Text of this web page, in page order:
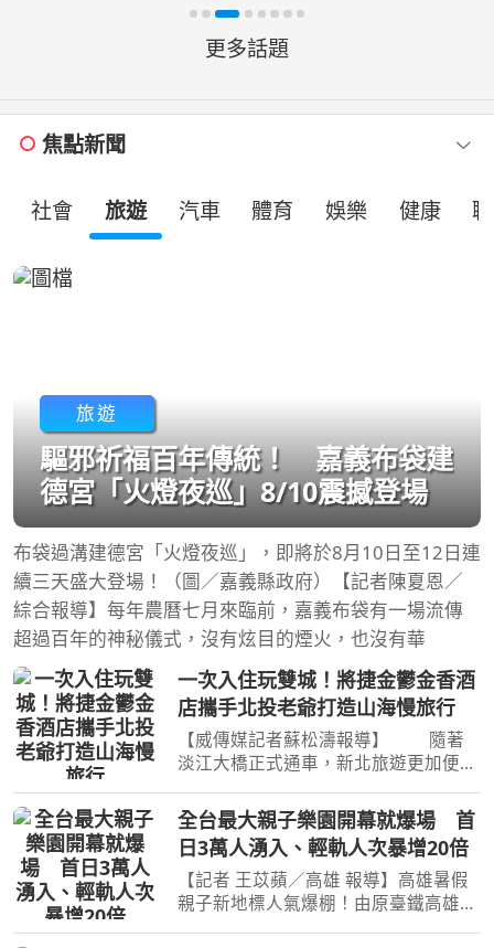
更多話題
焦點新聞
社會 旅遊 汽車 體育 娛樂 健康
旅遊
驅邪祈福百年傳統！ 嘉義布袋建
德宮「火燈夜巡」8/10震撼登場
布袋過溝建德宮「火燈夜巡」，即將於8月10日至12日連
續三天盛大登場！（圖／嘉義縣政府）【記者陳夏恩／
綜合報導】每年農曆七月來臨前，嘉義布袋有一場流傳
超過百年的神秘儀式，沒有炫目的煙火，也沒有華
一次入住玩雙城！將捷金鬱金香酒
店攜手北投老爺打造山海慢旅行
【威傳媒記者蘇松濤報導】 隨著
淡江大橋正式通車，新北旅遊更加便
泉與河岸風光的雙重魅力。坐落於淡水
河岸第一排的將捷金鬱金香酒店，攜手
北投老爺酒店推出跨區旅
全台最大親子樂園開幕就爆場 首
日3萬人湧入、輕軌人次暴增20倍
【記者 王苡蘋／高雄 報導】高雄暑假
親子新地標人氣爆棚！由原臺鐵高雄機